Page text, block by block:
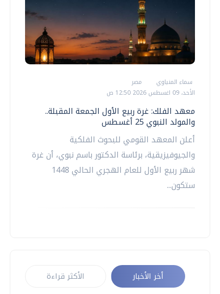
سماء المنياوي
مصر
الأحد، 09 اغسطس 2026 12:50 ص
معهد الفلك: غرة ربيع الأول الجمعة المقبلة..
والمولد النبوي 25 أغسطس
أعلن المعهد القومي للبحوث الفلكية
والجيوفيزيقية، برئاسة الدكتور باسم نبوي، أن غرة
شهر ربيع الأول للعام الهجري الحالي 1448
ستكون...
أخر الأخبار الأكثر قراءة